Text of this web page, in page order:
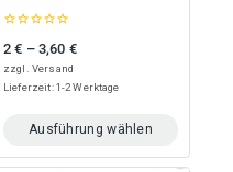
out
of
2€ – 3,60 €Preisspanne: 2 € bis 3,60 €
zzgl. Versand
Lieferzeit: 1-2 Werktage
Ausführung wählen
Dieses